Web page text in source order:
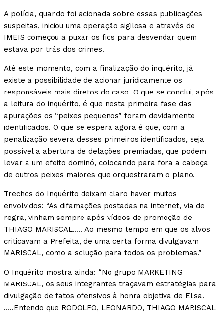
A polícia, quando foi acionada sobre essas publicações
suspeitas, iniciou uma operação sigilosa e através de
IMEIS começou a puxar os fios para desvendar quem
estava por trás dos crimes.
Até este momento, com a finalização do inquérito, já
existe a possibilidade de acionar juridicamente os
responsáveis mais diretos do caso. O que se conclui, após
a leitura do inquérito, é que nesta primeira fase das
apurações os “peixes pequenos” foram devidamente
identificados. O que se espera agora é que, com a
penalização severa desses primeiros identificados, seja
possível a abertura de delações premiadas, que podem
levar a um efeito dominó, colocando para fora a cabeça
de outros peixes maiores que orquestraram o plano.
Trechos do Inquérito deixam claro haver muitos
envolvidos: “As difamações postadas na internet, via de
regra, vinham sempre após vídeos de promoção de
THIAGO MARISCAL….. Ao mesmo tempo em que os alvos
criticavam a Prefeita, de uma certa forma divulgavam
MARISCAL, como a solução para todos os problemas.”
O Inquérito mostra ainda: “No grupo MARKETING
MARISCAL, os seus integrantes traçavam estratégias para
divulgação de fatos ofensivos à honra objetiva de Elisa.
…..Entendo que RODOLFO, LEONARDO, THIAGO MARISCAL